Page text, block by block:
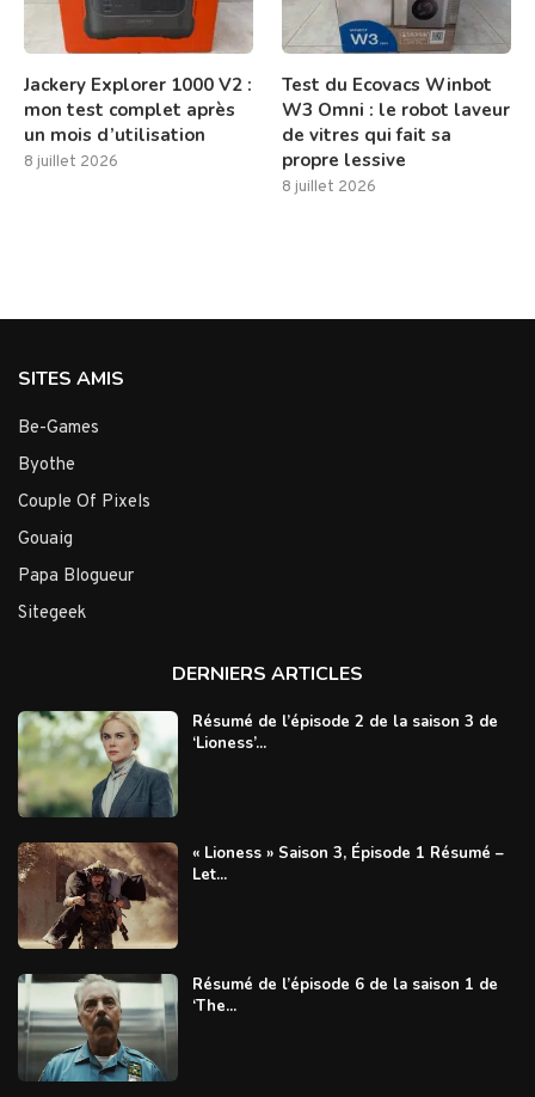
Jackery Explorer 1000 V2 :
mon test complet après
un mois d’utilisation
8 juillet 2026
Test du Ecovacs Winbot
W3 Omni : le robot laveur
de vitres qui fait sa
propre lessive
8 juillet 2026
SITES AMIS
Be-Games
Byothe
Couple Of Pixels
Gouaig
Papa Blogueur
Sitegeek
DERNIERS ARTICLES
Résumé de l’épisode 2 de la saison 3 de
‘Lioness’...
« Lioness » Saison 3, Épisode 1 Résumé –
Let...
Résumé de l’épisode 6 de la saison 1 de
‘The...